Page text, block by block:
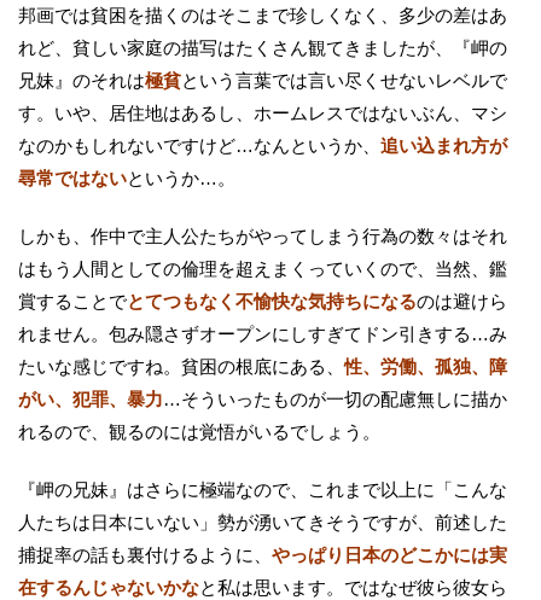
邦画では貧困を描くのはそこまで珍しくなく、多少の差はあ
れど、貧しい家庭の描写はたくさん観てきましたが、『岬の
兄妹』のそれは極貧という言葉では言い尽くせないレベルで
す。いや、居住地はあるし、ホームレスではないぶん、マシ
なのかもしれないですけど…なんというか、 追い込まれ方が
尋常ではないというか…。
しかも、作中で主人公たちがやってしまう行為の数々はそれ
はもう人間としての倫理を超えまくっていくので、当然、鑑
賞することでとてつもなく不愉快な気持ちになるのは避けら
れません。包み隠さずオープンにしすぎてドン引きする…み
たいな感じですね。貧困の根底にある、性、労働、孤独、障
がい、犯罪、暴力…そういったものが一切の配慮無しに描か
れるので、観るのには覚悟がいるでしょう。
『岬の兄妹』はさらに極端なので、これまで以上に「こんな
人たちは日本にいない」勢が湧いてきそうですが、前述した
捕捉率の話も裏付けるように、 やっぱり日本のどこかには実
在するんじゃないかなと私は思います。ではなぜ彼ら彼女ら